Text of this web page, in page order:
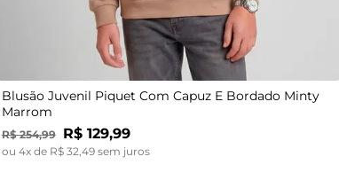
16
Blusão Juvenil Piquet Com Capuz E Bordado Minty
Marrom
R$ 254,99 R$ 129,99
ou 4x de R$ 32 49sem juros